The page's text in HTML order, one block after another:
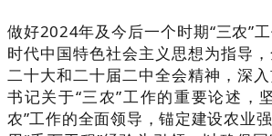
做好2024年及今后一个时期“三农”
时代中国特色社会主义思想为指导
二十大和二十届二中全会精神，深
书记关于“三农”工作的重要论述，
农”工作的全面领导，锚定建设农业